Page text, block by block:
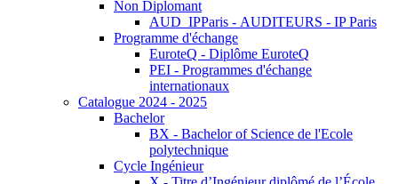
Non Diplomant
AUD_IPParis - AUDITEURS - IP Paris
Programme d'échange
EuroteQ - Diplôme EuroteQ
PEI - Programmes d'échange
internationaux
Catalogue 2024 - 2025
Bachelor
BX - Bachelor of Science de l'Ecole
polytechnique
Cycle Ingénieur